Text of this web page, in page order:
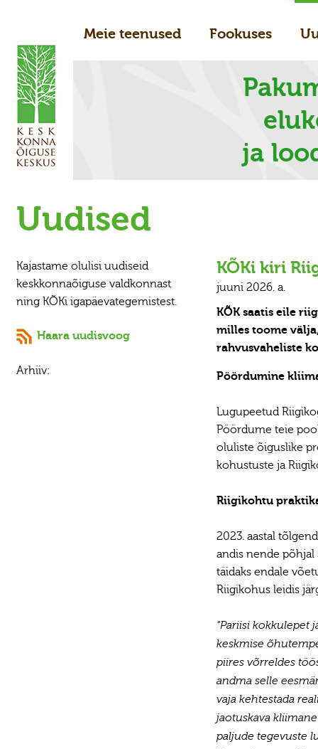
Meie teenused Fookuses
ja
Uudised
Kajastame olulisi uudiseid
keskkonnaõiguse valdkonnast
ning KÕKi igapäevategemistest.
Haara uudisvoog
Arhiiv:
KÕKi kiri
juuni 2026. a.
KÕK saatis eile
milles toome
rahvusvaheliste
Pöördumine
Lugupeetud
Pöördume teie
oluliste õiguslike
kohustuste ja
Riigikohtu
2023. aastal
andis nende põhjal
täidaks endale
Riigikohus leidis
"Pariisi kokkulepet
keskmise
piires võrreldes
andma selle
vaja kehtestada
jaotuskava
paljude tegevuste